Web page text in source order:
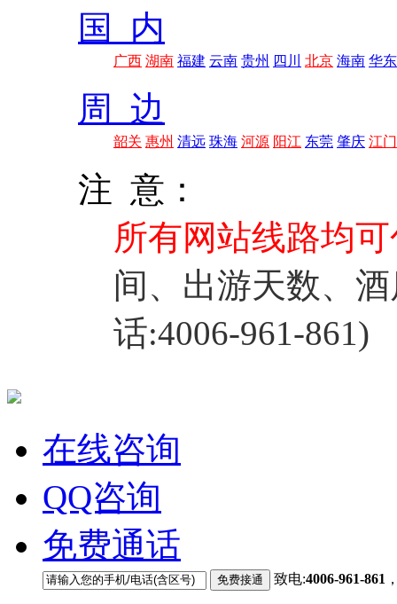
国 内
广西 湖南 福建 云南 贵州 四川 北京 海南 华东
周 边
韶关 惠州 清远 珠海 河源 阳江 东莞 肇庆 江门
注 意：
所有网站线路均
间、出游天数、
话:4006-961-861)
在线咨询
QQ咨询
免费通话
致电:4006-961-861